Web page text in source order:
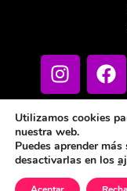
Utilizamos cookies
nuestra web.
Puedes aprender
desactivarlas en los